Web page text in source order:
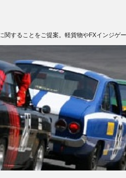
することをご提案。軽貨物やFXインジゲ